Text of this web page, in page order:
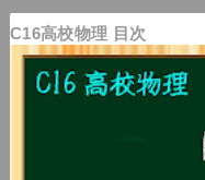
C16高校物理 目次